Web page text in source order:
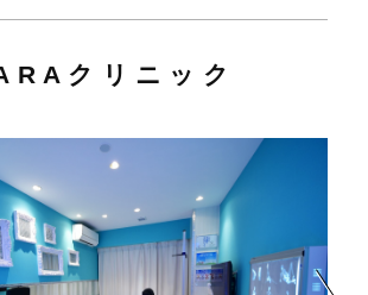
クリニック